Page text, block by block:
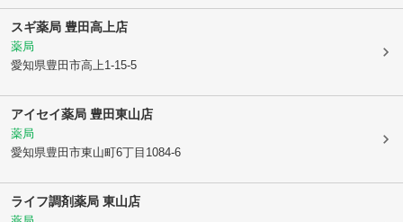
スギ薬局 豊田高上店
薬局
愛知県豊田市高上1-15-5
アイセイ薬局 豊田東山店
薬局
愛知県豊田市東山町6丁目1084-6
ライフ調剤薬局 東山店